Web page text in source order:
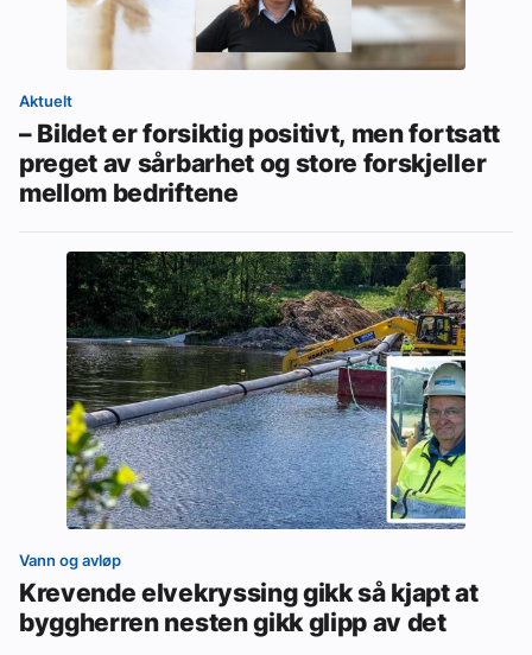
Aktuelt
– Bildet er forsiktig positivt, men fortsatt
preget av sårbarhet og store forskjeller
mellom bedriftene
Vann og avløp
Krevende elvekryssing gikk så kjapt at
byggherren nesten gikk glipp av det